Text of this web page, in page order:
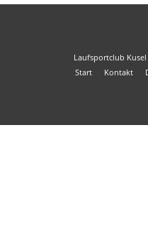
Laufsportclub Kusel
Start
Kontakt